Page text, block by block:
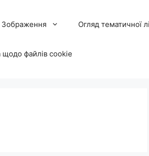
Зображення Огляд тематичної
щодо файлів cookie